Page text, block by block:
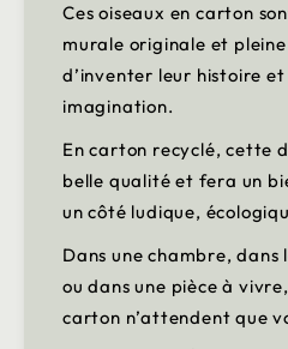
Ces oiseaux en carton
murale originale et
d’inventer leur histoire
imagination.
En carton recyclé, cette
belle qualité et fera un
un côté ludique,
Dans une chambre, dans
ou dans une pièce à
carton n’attendent que